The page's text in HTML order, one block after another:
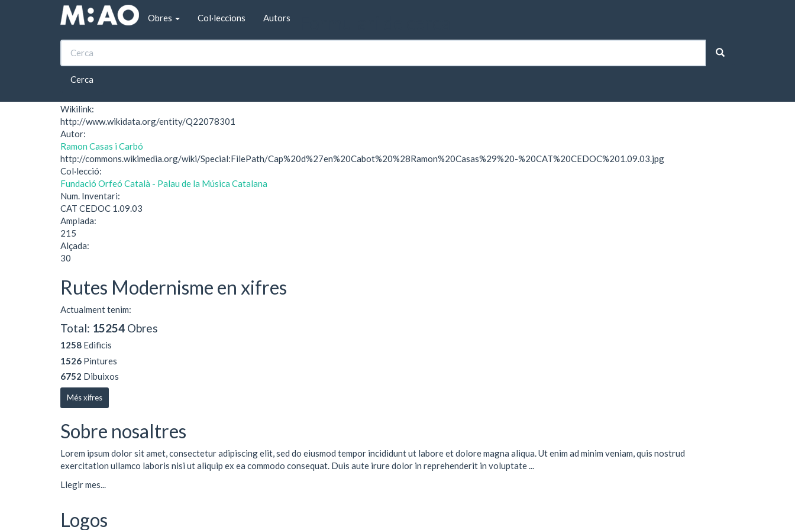
Vés al contingut
Obres
Col·leccions Autors
Cerca
Inici Cap d'en Cabot
Cap d'en Cabot
Wikilink:
http://www.wikidata.org/entity/Q22078301
Autor:
Ramon Casas i Carbó
http://commons.wikimedia.org/wiki/Special:FilePath/Cap%20d%27en%20Cabot%20%28Ramon%20Casas%29%20-%20CAT%20CEDOC%201.09.03.jpg
Col·lecció:
Fundació Orfeó Català - Palau de la Música Catalana
Num. Inventari:
CAT CEDOC 1.09.03
Amplada:
215
Alçada:
30
Rutes Modernisme en xifres
Actualment tenim:
Total: 15254 Obres
1258 Edificis
1526 Pintures
6752 Dibuixos
Més xifres
Sobre nosaltres
Lorem ipsum dolor sit amet, consectetur adipiscing elit, sed do eiusmod tempor incididunt ut labore et dolore magna aliqua. Ut enim ad minim veniam, quis nostrud
exercitation ullamco laboris nisi ut aliquip ex ea commodo consequat. Duis aute irure dolor in reprehenderit in voluptate ...
Llegir mes...
Logos